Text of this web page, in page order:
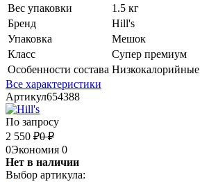
Вес упаковки
1.5 кг
Бренд
Hill's
Упаковка
Мешок
Класс
Супер премиум
Особенности состава Низкокалорийные
Все характеристики
Артикул654388
По запросу
2 550 ₽0 ₽
0Экономия 0
Нет в наличии
Выбор артикула: